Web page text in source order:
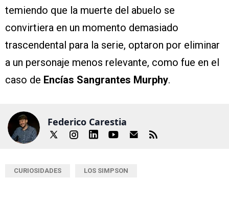
temiendo que la muerte del abuelo se
convirtiera en un momento demasiado
trascendental para la serie, optaron por eliminar
a un personaje menos relevante, como fue en el
caso de Encías Sangrantes Murphy.
Federico Carestia
CURIOSIDADES LOS SIMPSON